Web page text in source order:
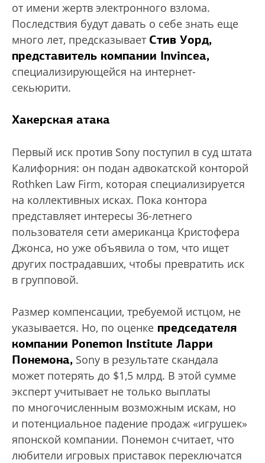
от имени жертв электронного взлома.
Последствия будут давать о себе знать еще
много лет, предсказывает Стив Уорд,
представитель компании Invincea,
специализирующейся на интернет-
секьюрити.
Хакерская атака
Первый иск против Sony поступил в суд штата
Калифорния: он подан адвокатской конторой
Rothken Law Firm, которая специализируется
на коллективных исках. Пока контора
представляет интересы 36-летнего
пользователя сети американца Кристофера
Джонса, но уже объявила о том, что ищет
других пострадавших, чтобы превратить иск
в групповой.
Размер компенсации, требуемой истцом, не
указывается. Но, по оценке председателя
компании Ponemon Institute Ларри
Понемона, Sony в результате скандала
может потерять до $1,5 млрд. В этой сумме
эксперт учитывает не только выплаты
по многочисленным возможным искам, но
и потенциальное падение продаж «игрушек»
японской компании. Понемон считает, что
любители игровых приставок переключатся